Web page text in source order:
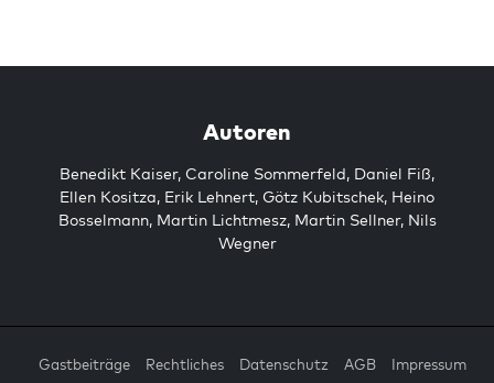
Autoren
Benedikt Kaiser, Caroline Sommerfeld, Daniel Fiß,
Ellen Kositza, Erik Lehnert, Götz Kubitschek, Heino
Bosselmann, Martin Lichtmesz, Martin Sellner, Nils
Wegner
Gastbeiträge Rechtliches Datenschutz AGB Impressum